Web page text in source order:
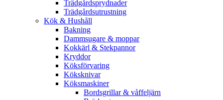
Trädgårdsprydnader
Trädgårdsutrustning
Kök & Hushåll
Bakning
Dammsugare & moppar
Kokkärl & Stekpannor
Kryddor
Köksförvaring
Köksknivar
Köksmaskiner
Bordsgrillar & våffeljärn